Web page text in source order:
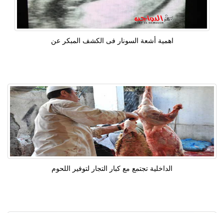
اهمية أشعة السونار فى الكشف المبكر عن
الداخلية تجتمع مع كبار التجار لتوفير اللحوم